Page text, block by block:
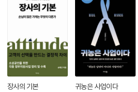
장사의 기본 귀농은 사업이다